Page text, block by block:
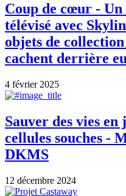
Coup de cœur -
télévisé avec
objets de
cachent derrière
4 février 2025
Sauver des vies en
cellules souches -
DKMS
12 décembre 2024